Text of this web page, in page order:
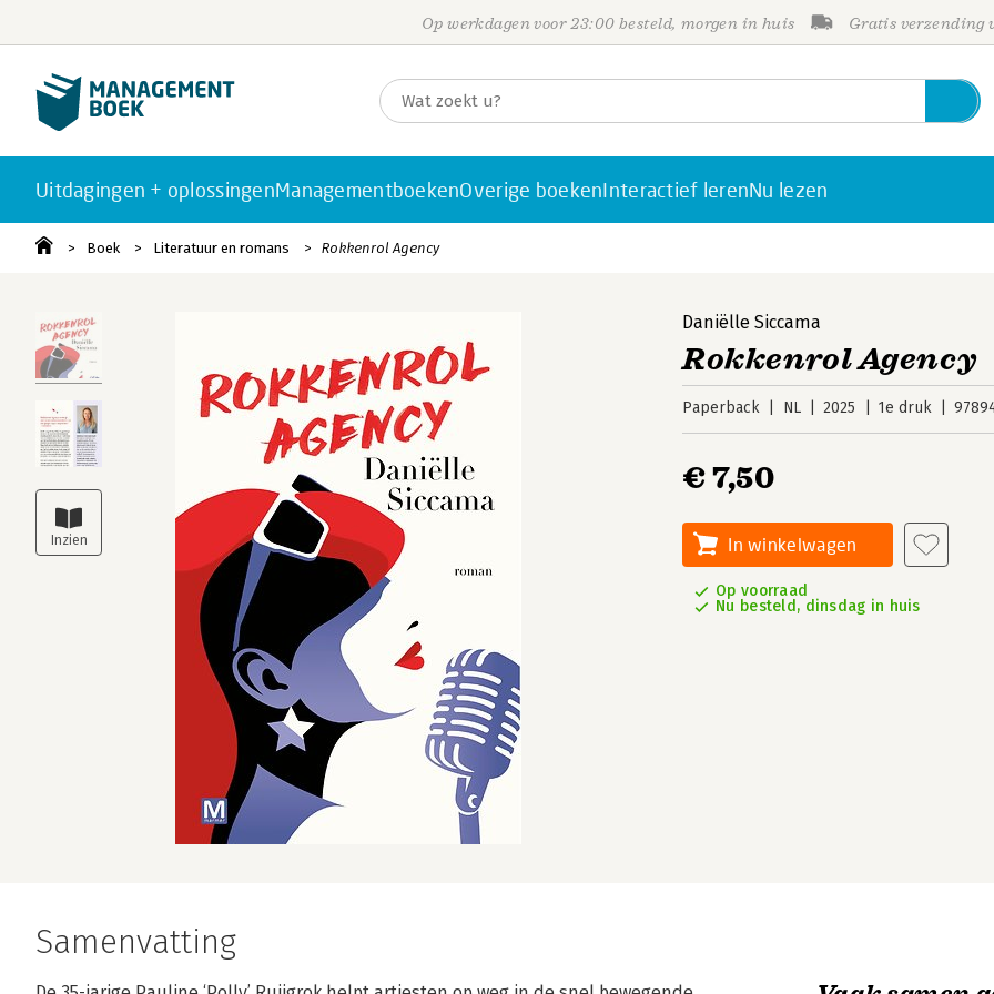
Op werkdagen voor 23:00 besteld, morgen in huis Gratis verzending
Uitdagingen + oplossingenManagementboekenOverige boekenInteractief lerenNu lezen
Boek Literatuur en romans Rokkenrol Agency
Daniëlle Siccama
Rokkenrol Agency
Paperback NL 2025 1e druk
€ 7,50
In winkelwagen
Op voorraad
Nu besteld, dinsdag in huis
Samenvatting